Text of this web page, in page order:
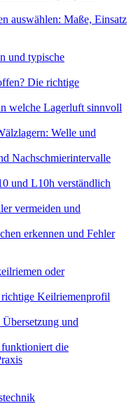
auswählen: Maße, Einsatz
und typische
Die richtige
welche Lagerluft sinnvoll
Welle und
Nachschmierintervalle
und L10h verständlich
vermeiden und
erkennen und Fehler
oder
Keilriemenprofil
und
die